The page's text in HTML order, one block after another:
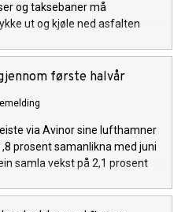
og taksebaner må
ut og kjøle ned asfalten
første halvår
via Avinor sine lufthamner
prosent samanlikna med juni
samla vekst på 2,1 prosent